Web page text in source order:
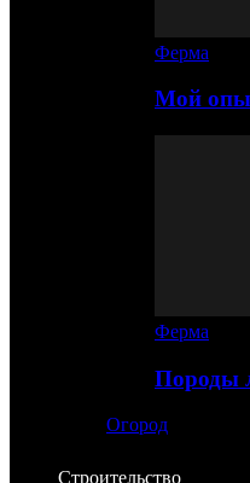
Ферма
Мой
Ферма
Породы
Огород
Строительство